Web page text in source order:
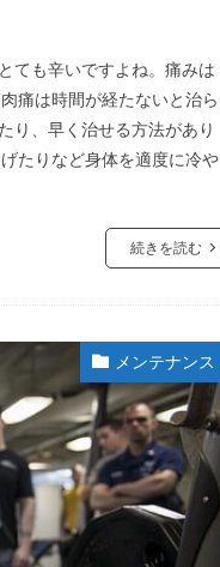
ても辛いですよね。痛みは
痛は時間が経たないと治ら
り、早く治せる方法があり
たりなど身体を適度に冷や
続きを読む
メンテナンス